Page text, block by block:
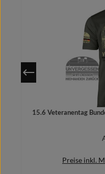
15.6 Veteranentag
Preise inkl.